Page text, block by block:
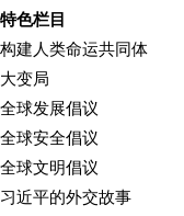
特色栏目
构建人类命运共同体
大变局
全球发展倡议
全球安全倡议
全球文明倡议
习近平的外交故事